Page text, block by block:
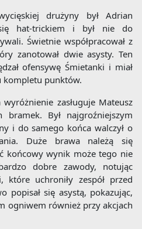
drużyny był Adrian
hat-trickiem i był nie do
Świetnie współpracował z
zanotował dwie asysty. Ten
ofensywę Śmietanki i miał
kompletu punktów.
zasługuje Mateusz
Był najgroźniejszym
i do samego końca walczył o
Duże brawa należą się
końcowy wynik może tego nie
dobre zawody, notując
które uchroniły zespół przed
popisał się asystą, pokazując,
ogniwem również przy akcjach